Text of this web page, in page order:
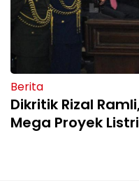
Berita
Dikritik Rizal
Mega Proyek